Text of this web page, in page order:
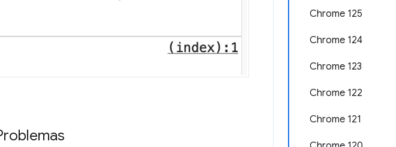
Chrome 125
Chrome 124
Chrome 123
Chrome 122
Chrome 121